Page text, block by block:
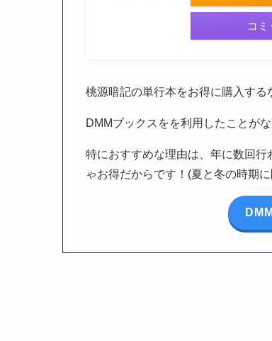
コ
桃源暗記の単行本をお得に購入する
DMMブックスをを利用したことが
特におすすめな理由は、年に数回
ゃお得だからです！(夏と冬の時期